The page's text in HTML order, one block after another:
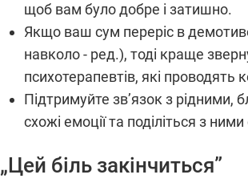
щоб вам було добре і затишно.
Якщо ваш сум переріс в
навколо - ред.), тоді краще
психотерапевтів, які проводять
Підтримуйте зв’язок з
схожі емоції та поділіться з
„Цей біль закінчиться”